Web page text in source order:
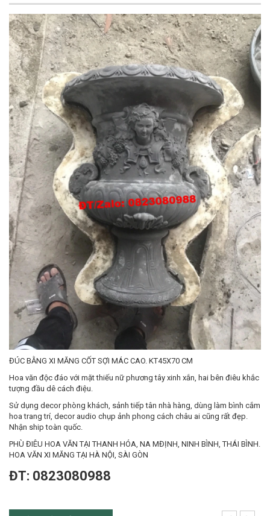
ĐÚC BẰNG XI MĂNG CỐT SỢI MÁC CAO. KT45X70 CM
Hoa văn độc đáo với mặt thiếu nữ phương tây xinh xắn, hai bên điêu khắc
tượng đầu dê cách điệu.
Sử dụng decor phòng khách, sảnh tiếp tân nhà hàng, dùng làm bình cắm
hoa trang trí, decor audio chụp ảnh phong cách châu ai cũng rất đẹp.
Nhận ship toàn quốc.
PHÙ ĐIÊU HOA VĂN TẠI THANH HÓA, NA MĐỊNH, NINH BÌNH, THÁI BÌNH.
HOA VĂN XI MĂNG TẠI HÀ NỘI, SÀI GÒN
ĐT: 0823080988